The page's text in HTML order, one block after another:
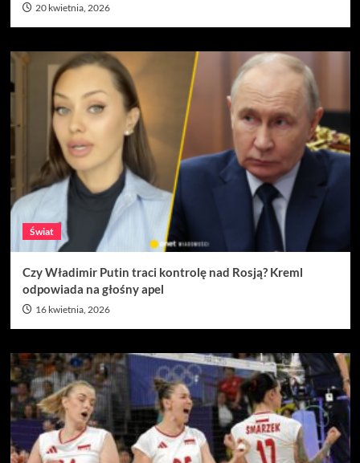
20 kwietnia, 2026
Świat
Czy Władimir Putin traci kontrolę nad Rosją? Kreml
odpowiada na głośny apel
16 kwietnia, 2026